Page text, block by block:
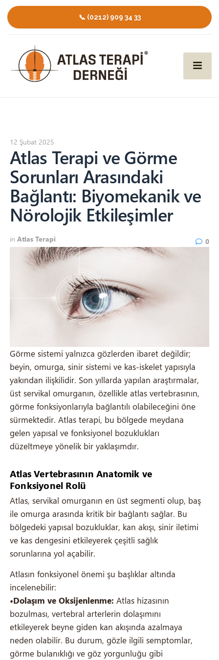
📞 (0212) 909 34 33
12 Şubat 2025
Atlas Terapi ve Görme
Sorunları Arasındaki
Bağlantı: Biyomekanik ve
Nörolojik Etkileşimler
in Atlas Terapi 0
Görme sistemi yalnızca gözlerden ibaret değildir;
beyin, omurga, sinir sistemi ve kas-iskelet yapısıyla
yakından ilişkilidir. Son yıllarda yapılan araştırmalar,
üst servikal omurganın, özellikle atlas vertebrasının,
görme fonksiyonlarıyla bağlantılı olabileceğini öne
sürmektedir. Atlas terapi, bu bölgede meydana
gelen yapısal ve fonksiyonel bozuklukları
düzeltmeye yönelik bir yaklaşımdır.
Atlas Vertebrasının Anatomik ve
Fonksiyonel Rolü
Atlas, servikal omurganın en üst segmenti olup, baş
ile omurga arasında kritik bir bağlantı sağlar. Bu
bölgedeki yapısal bozukluklar, kan akışı, sinir iletimi
ve kas dengesini etkileyerek çeşitli sağlık
sorunlarına yol açabilir.
Atlasın fonksiyonel önemi şu başlıklar altında
incelenebilir:
•Dolaşım ve Oksijenlenme: Atlas hizasının
bozulması, vertebral arterlerin dolaşımını
etkileyerek beyne giden kan akışında azalmaya
neden olabilir. Bu durum, gözle ilgili semptomlar,
görme bulanıklığı ve göz yorgunluğu gibi